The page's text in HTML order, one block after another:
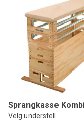
Velg understell